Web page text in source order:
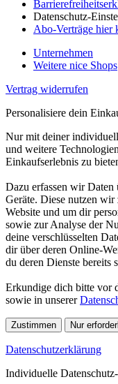
Datenschutz-
Abo-Verträge hier
Unternehmen
Weitere nice Shops
Vertrag widerrufen
Personalisiere dein
Nur mit deiner
und weitere
Einkaufserlebnis zu
Dazu erfassen wir Daten
Geräte. Diese nutzen
Website und um dir
sowie zur Analyse der
deine verschlüsselten
dir über deren Online-
du deren Dienste bereits
Erkundige dich bitte vor
sowie in unserer
Zustimmen Nur
Datenschutzerklärung
Individuelle